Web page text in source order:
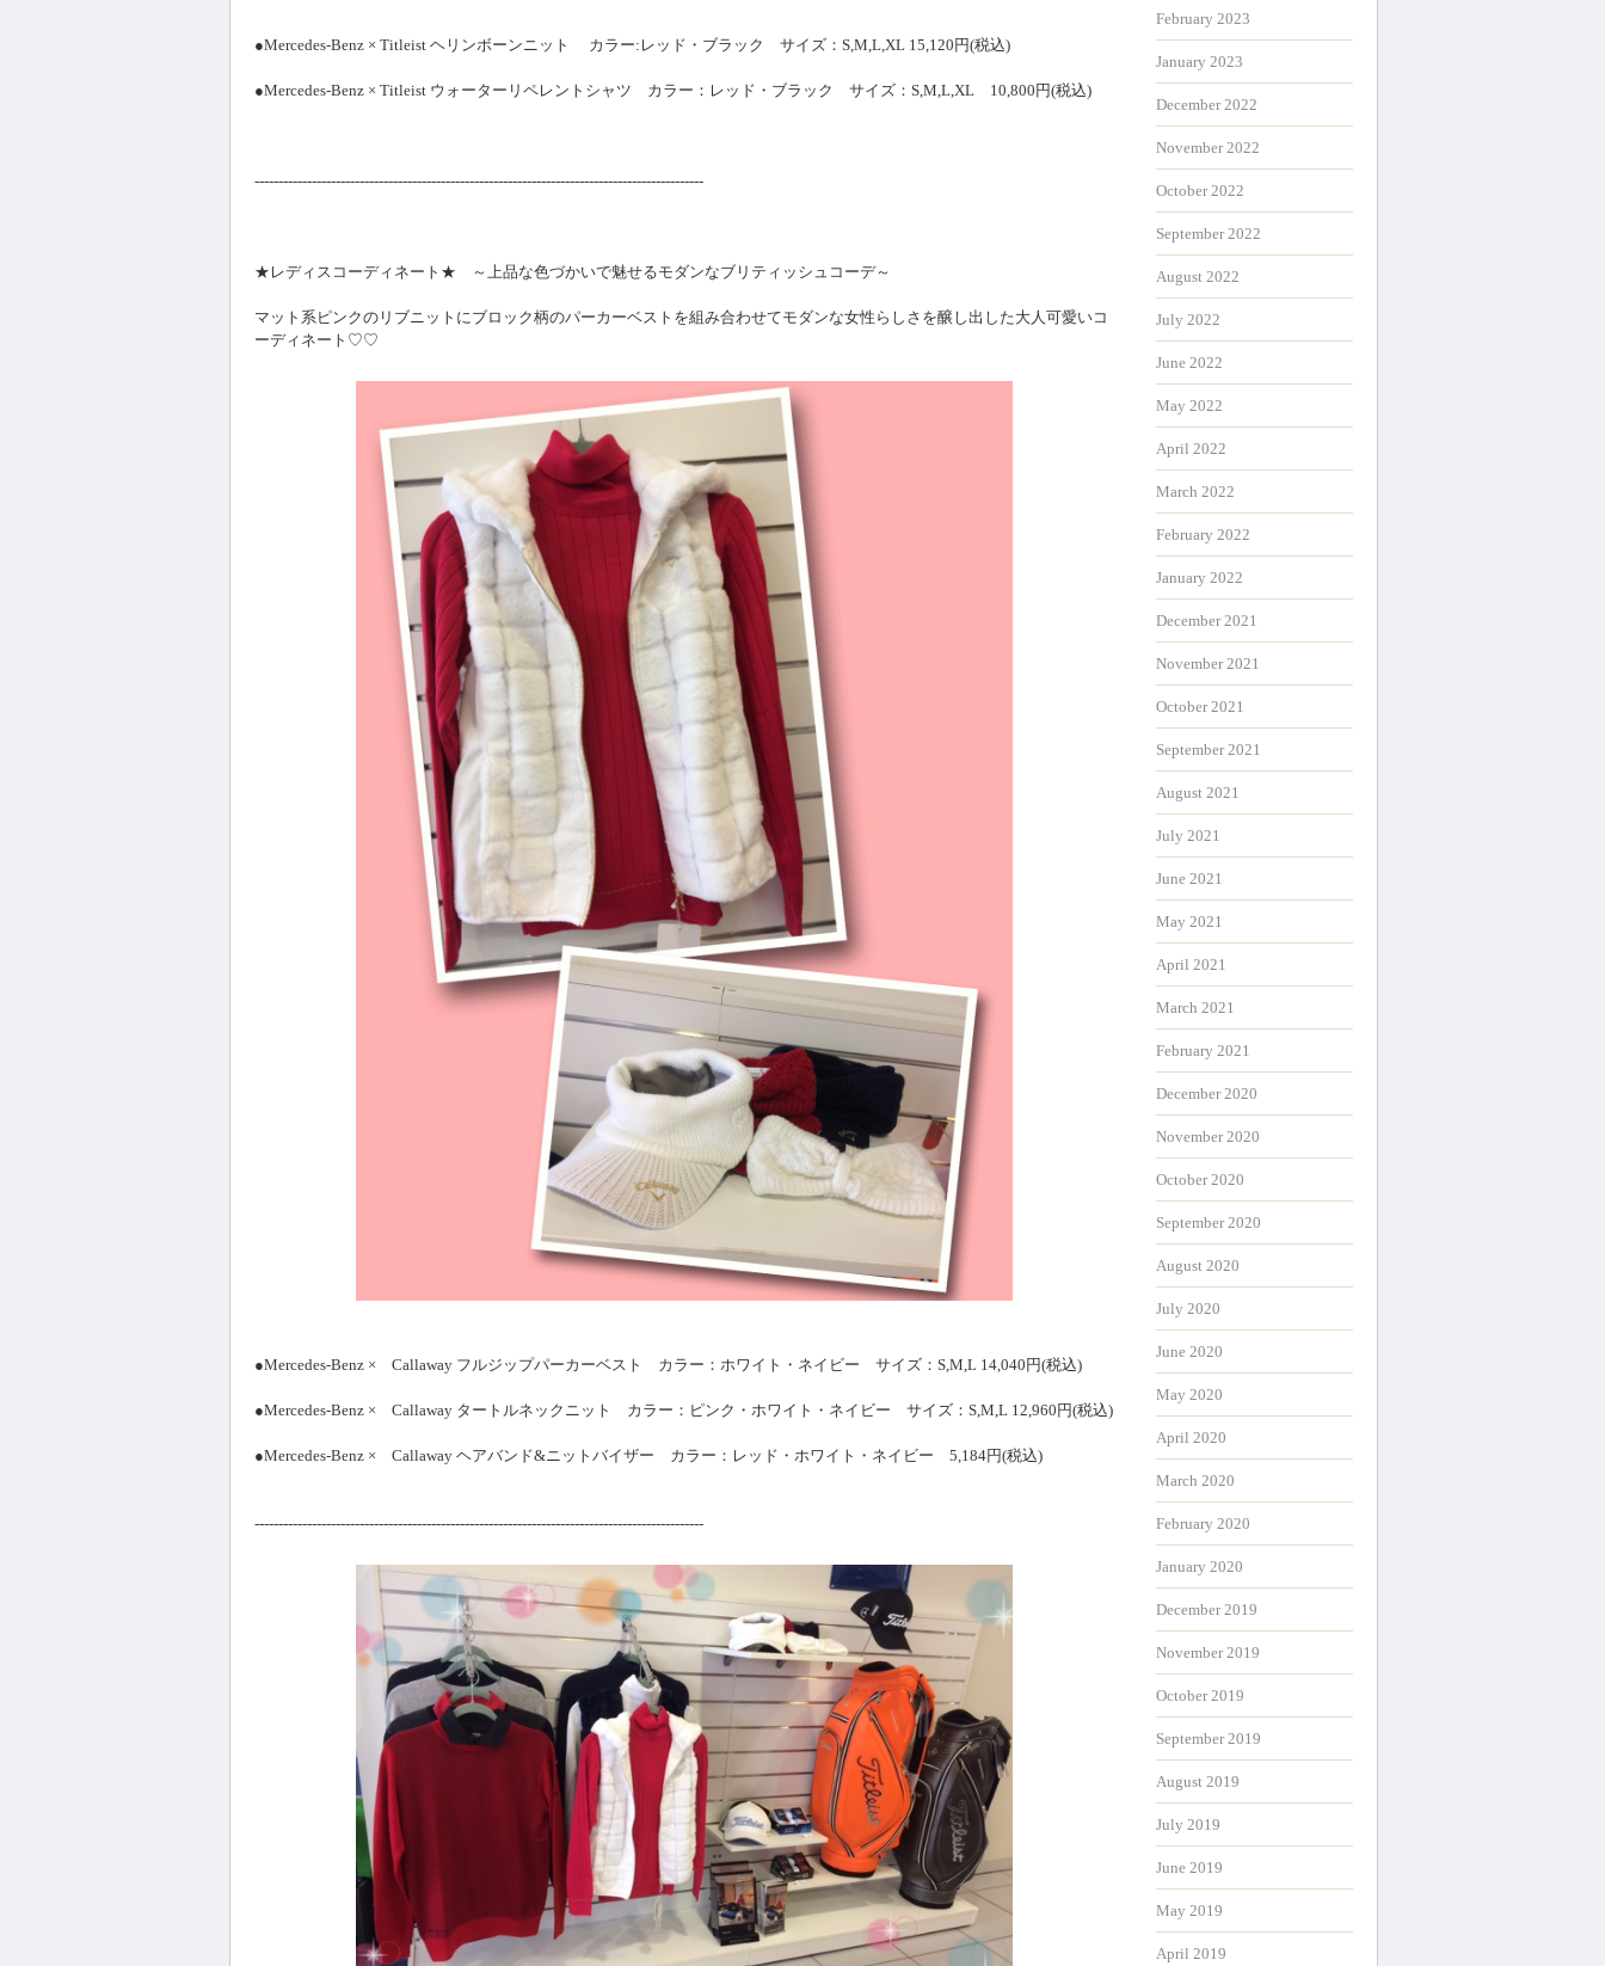
●Mercedes-Benz × Titleist ヘリンボーンニット カラー:レッド・ブラック サイズ：S,M,L,XL 15,120円(税込)
●Mercedes-Benz × Titleist ウォーターリペレントシャツ カラー：レッド・ブラック サイズ：S,M,L,XL 10,800円(税込)
----------------------------------------------------------------------------------------------
★レディスコーディネート★ ～上品な色づかいで魅せるモダンなブリティッシュコーデ～
マット系ピンクのリブニットにブロック柄のパーカーベストを組み合わせてモダンな女性らしさを醸し出した大人可愛いコ
ーディネート♡♡
●Mercedes-Benz × Callaway フルジップパーカーベスト カラー：ホワイト・ネイビー サイズ：S,M,L 14,040円(税込)
●Mercedes-Benz × Callaway タートルネックニット カラー：ピンク・ホワイト・ネイビー サイズ：S,M,L 12,960円(税込)
●Mercedes-Benz × Callaway ヘアバンド&ニットバイザー カラー：レッド・ホワイト・ネイビー 5,184円(税込)
----------------------------------------------------------------------------------------------
February 2023
January 2023
December 2022
November 2022
October 2022
September 2022
August 2022
July 2022
June 2022
May 2022
April 2022
March 2022
February 2022
January 2022
December 2021
November 2021
October 2021
September 2021
August 2021
July 2021
June 2021
May 2021
April 2021
March 2021
February 2021
December 2020
November 2020
October 2020
September 2020
August 2020
July 2020
June 2020
May 2020
April 2020
March 2020
February 2020
January 2020
December 2019
November 2019
October 2019
September 2019
August 2019
July 2019
June 2019
May 2019
April 2019